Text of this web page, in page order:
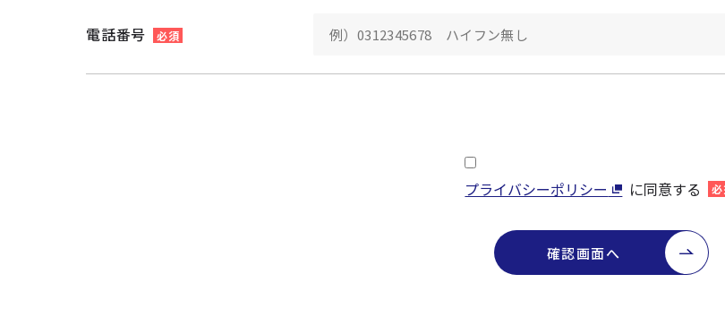
電話番号 必須
プライバシーポリシー に同意する
確認画面へ